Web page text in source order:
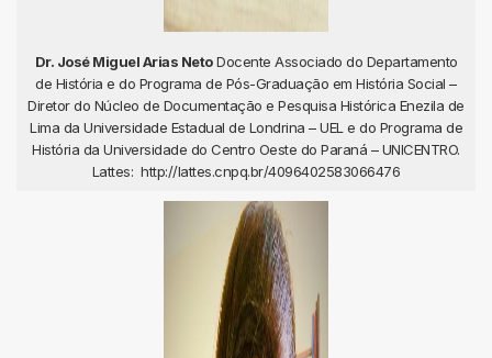
Dr. José Miguel Arias NetoDocente Associado do Departamento
de História e do Programa de Pós-Graduação em História Social –
Diretor do Núcleo de Documentação e Pesquisa Histórica Enezila de
Lima da Universidade Estadual de Londrina – UEL e do Programa de
História da Universidade do Centro Oeste do Paraná – UNICENTRO.
Lattes: http://lattes.cnpq.br/4096402583066476